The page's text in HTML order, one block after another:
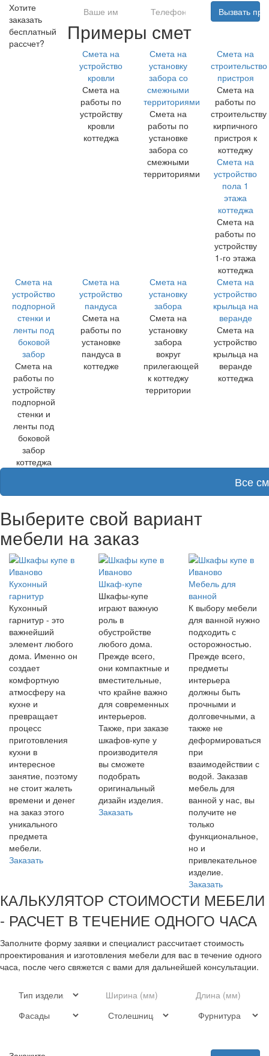
Хотите
заказать
бесплатный
рассчет?
Вызвать
Примеры смет
Смета на
устройство
кровли
Смета на
работы по
устройству
кровли
коттеджа
Смета на
установку
забора со
смежными
территориями
Смета на
работы по
установке
забора со
смежными
территориями
Смета на
строительство
пристроя
Смета на
работы по
строительству
кирпичного
пристроя к
коттеджу
Смета на
устройство
пола 1
этажа
коттеджа
Смета на
работы по
устройству
1-го этажа
коттеджа
Смета на
устройство
подпорной
стенки и
ленты под
боковой
забор
Смета на
работы по
устройству
подпорной
стенки и
ленты под
боковой
забор
коттеджа
Смета на
устройство
пандуса
Смета на
работы по
установке
пандуса в
коттедже
Смета на
установку
забора
Смета на
установку
забора
вокруг
прилегающей
к коттеджу
территории
Смета на
устройство
крыльца на
веранде
Смета на
устройство
крыльца на
веранде
коттеджа
Все
Выберите свой вариант
мебели на заказ
Кухонный
гарнитур
Кухонный
гарнитур - это
важнейший
элемент любого
дома. Именно он
создает
комфортную
атмосферу на
кухне и
превращает
процесс
приготовления
кухни в
интересное
занятие, поэтому
не стоит жалеть
времени и денег
на заказ этого
уникального
предмета
мебели.
Заказать
Шкаф-купе
Шкафы-купе
играют важную
роль в
обустройстве
любого дома.
Прежде всего,
они компактные и
вместительные,
что крайне важно
для современных
интерьеров.
Также, при заказе
шкафов-купе у
производителя
вы сможете
подобрать
оригинальный
дизайн изделия.
Заказать
Мебель для
ванной
К выбору мебели
для ванной нужно
подходить с
осторожностью.
Прежде всего,
предметы
интерьера
должны быть
прочными и
долговечными, а
также не
деформироваться
при
взаимодействии с
водой. Заказав
мебель для
ванной у нас, вы
получите не
только
функциональное,
но и
привлекательное
изделие.
Заказать
КАЛЬКУЛЯТОР СТОИМОСТИ МЕБЕЛИ
- РАСЧЕТ В ТЕЧЕНИЕ ОДНОГО ЧАСА
Заполните форму заявки и специалист рассчитает стоимость
проектирования и изготовления мебели для вас в течение одного
часа, после чего свяжется с вами для дальнейшей консультации.